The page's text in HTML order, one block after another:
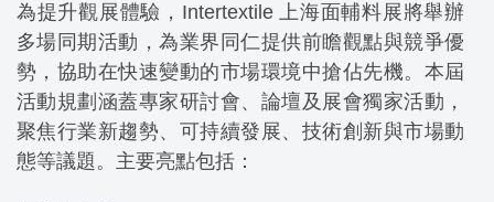
為提升觀展體驗，Intertextile 上海面輔料展將舉辦
多場同期活動，為業界同仁提供前瞻觀點與競爭優
勢，協助在快速變動的市場環境中搶佔先機。本屆
活動規劃涵蓋專家研討會、論壇及展會獨家活動，
聚焦行業新趨勢、可持續發展、技術創新與市場動
態等議題。主要亮點包括：